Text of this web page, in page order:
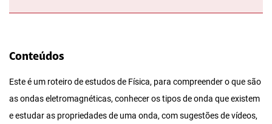
Conteúdos
Este é um roteiro de estudos de Física, para compreender o que são
as ondas eletromagnéticas, conhecer os tipos de onda que existem
e estudar as propriedades de uma onda, com sugestões de vídeos,